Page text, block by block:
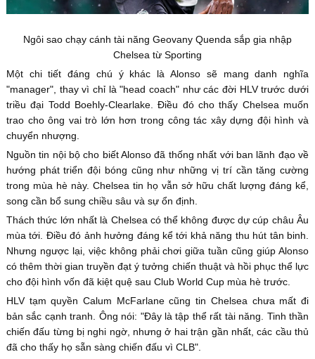
Ngôi sao chạy cánh tài năng Geovany Quenda sắp gia nhập
Chelsea từ Sporting
Một chi tiết đáng chú ý khác là Alonso sẽ mang danh nghĩa
"manager", thay vì chỉ là "head coach" như các đời HLV trước dưới
triều đại Todd Boehly-Clearlake. Điều đó cho thấy Chelsea muốn
trao cho ông vai trò lớn hơn trong công tác xây dựng đội hình và
chuyển nhượng.
Nguồn tin nội bộ cho biết Alonso đã thống nhất với ban lãnh đạo về
hướng phát triển đội bóng cũng như những vị trí cần tăng cường
trong mùa hè này. Chelsea tin họ vẫn sở hữu chất lượng đáng kể,
song cần bổ sung chiều sâu và sự ổn định.
Thách thức lớn nhất là Chelsea có thể không được dự cúp châu Âu
mùa tới. Điều đó ảnh hưởng đáng kể tới khả năng thu hút tân binh.
Nhưng ngược lại, việc không phải chơi giữa tuần cũng giúp Alonso
có thêm thời gian truyền đạt ý tưởng chiến thuật và hồi phục thể lực
cho đội hình vốn đã kiệt quệ sau Club World Cup mùa hè trước.
HLV tạm quyền Calum McFarlane cũng tin Chelsea chưa mất đi
bản sắc cạnh tranh. Ông nói: "Đây là tập thể rất tài năng. Tinh thần
chiến đấu từng bị nghi ngờ, nhưng ở hai trận gần nhất, các cầu thủ
đã cho thấy họ sẵn sàng chiến đấu vì CLB".